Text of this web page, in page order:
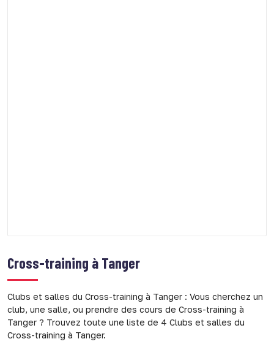
Cross-training à Tanger
Clubs et salles du Cross-training à Tanger : Vous cherchez un
club, une salle, ou prendre des cours de Cross-training à
Tanger ? Trouvez toute une liste de 4 Clubs et salles du
Cross-training à Tanger.